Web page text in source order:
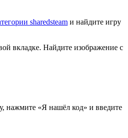
sharedsteam и найдите игру
вкладке. Найдите изображение с
нажмите «Я нашёл код» и введите